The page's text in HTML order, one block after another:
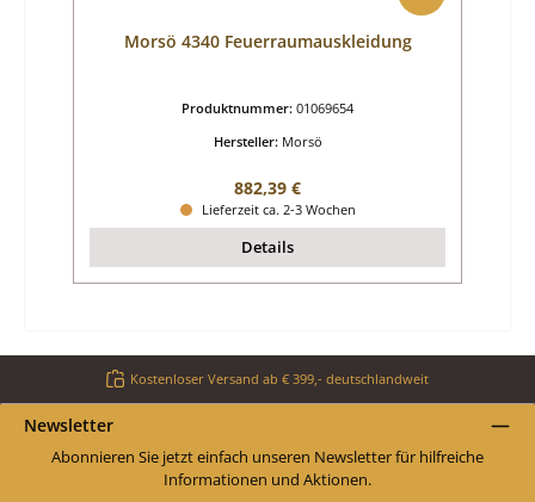
Morsö 4340 Feuerraumauskleidung
Produktnummer: 01069654
Hersteller: Morsö
Regulärer Preis:
882,39 €
Lieferzeit ca. 2-3 Wochen
Details
Kostenloser Versand ab € 399,- deutschlandweit
Newsletter
Abonnieren Sie jetzt einfach unseren Newsletter für hilfreiche
Informationen und Aktionen.